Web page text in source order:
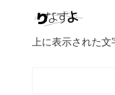
上に表示された